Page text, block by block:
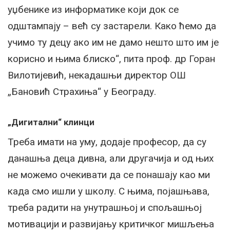
уџбенике из информатике који док се
одштампају – већ су застарели. Како ћемо да
учимо ту децу ако им не дамо нешто што им је
корисно и њима блиско“, пита проф. др Горан
Вилотијевић, некадашњи директор ОШ
„Бановић Страхиња“ у Београду.
„Дигитални“ клинци
Треба имати на уму, додаје професор, да су
данашња деца дивна, али другачија и од њих
не можемо очекивати да се понашају као ми
када смо ишли у школу. С њима, појашњава,
треба радити на унутрашњој и спољашњој
мотивацији и развијању критичког мишљења